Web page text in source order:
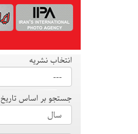
انتخاب نشریه
جستجو بر اساس تاریخ